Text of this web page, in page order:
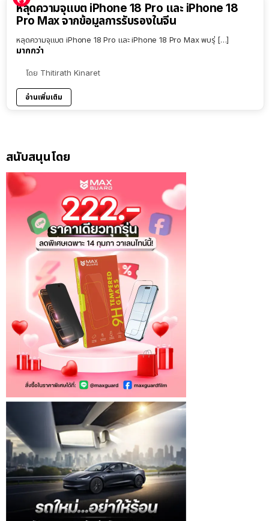
หลุดความจุแบต iPhone 18 Pro และ iPhone 18
Pro Max จากข้อมูลการรับรองในจีน
หลุดความจุแบต iPhone 18 Pro และ iPhone 18 Pro Max พบรุ่ […]
มากกว่า
โดย Thitirath Kinaret
อ่านเพิ่มเติม
สนับสนุนโดย